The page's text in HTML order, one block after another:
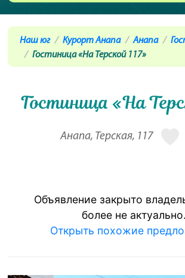
Наш юг Курорт Анапа Анапа
Гостиница «На Терской 117»
Гостиница «На
Анапа, Терская, 117
Объявление закрыто
более не актуально.
Открыть похожие